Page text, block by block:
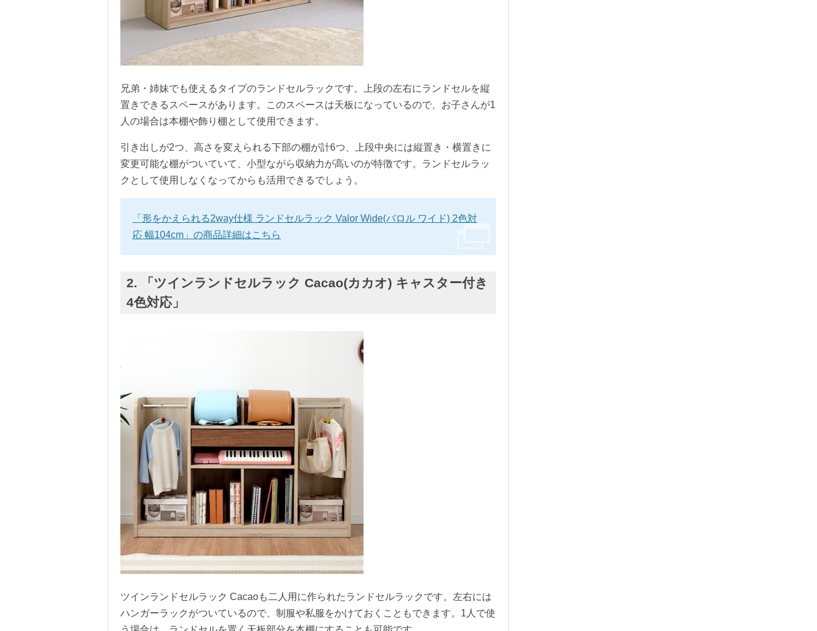
兄弟・姉妹でも使えるタイプのランドセルラックです。上段の左右にランドセルを縦
置きできるスペースがあります。このスペースは天板になっているので、お子さんが1
人の場合は本棚や飾り棚として使用できます。
引き出しが2つ、高さを変えられる下部の棚が計6つ、上段中央には縦置き・横置きに
変更可能な棚がついていて、小型ながら収納力が高いのが特徴です。ランドセルラッ
クとして使用しなくなってからも活用できるでしょう。
「形をかえられる2way仕様 ランドセルラック Valor Wide(バロル ワイド) 2色対
応 幅104cm」の商品詳細はこちら
2. 「ツインランドセルラック Cacao(カカオ) キャスター付き
4色対応」
ツインランドセルラック Cacaoも二人用に作られたランドセルラックです。左右には
ハンガーラックがついているので、制服や私服をかけておくこともできます。1人で使